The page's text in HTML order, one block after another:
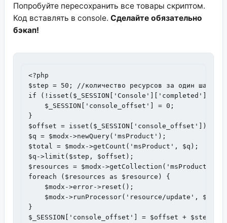
Попробуйте пересохранить все товары скриптом.
Код вставлять в console. Сделайте обязательно
бэкап!
<?php
$step = 50; //количество ресурсов за один шаг
if (!isset($_SESSION['Console']['completed'])) {
    $_SESSION['console_offset'] = 0;
}
$offset = isset($_SESSION['console_offset']) &&
$q = $modx->newQuery('msProduct');
$total = $modx->getCount('msProduct', $q);
$q->limit($step, $offset);
$resources = $modx->getCollection('msProduct',
foreach ($resources as $resource) {
    $modx->error->reset();
$modx->runProcessor('resource/update',
}
$_SESSION['console_offset'] = $offset + $step;